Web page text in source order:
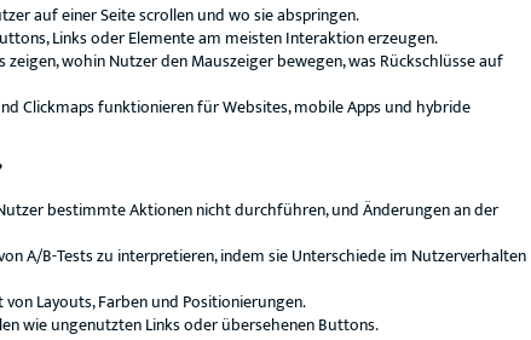
auf einer Seite scrollen und wo sie abspringen.
Links oder Elemente am meisten Interaktion erzeugen.
zeigen, wohin Nutzer den Mauszeiger bewegen, was Rückschlüsse auf
Clickmaps funktionieren für Websites, mobile Apps und hybride
bestimmte Aktionen nicht durchführen, und Änderungen an der
A/B-Tests zu interpretieren, indem sie Unterschiede im Nutzerverhalten
Layouts, Farben und Positionierungen.
wie ungenutzten Links oder übersehenen Buttons.